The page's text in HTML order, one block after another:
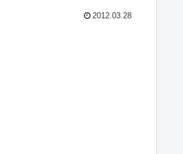
2012.03.28